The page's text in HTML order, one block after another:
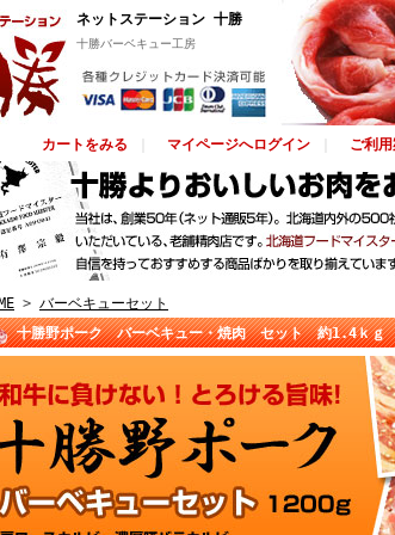
ネットステーション 十勝
十勝バーベキュー工房
カートをみる マイページへログイン ご利
> バーベキューセット
十勝野ポーク バーベキュー・焼肉 セット 約1.4ｋｇ